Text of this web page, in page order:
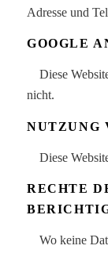
Adresse und
GOOGLE
Diese
nicht.
NUTZUNG
Diese
RECHTE
Wo keine